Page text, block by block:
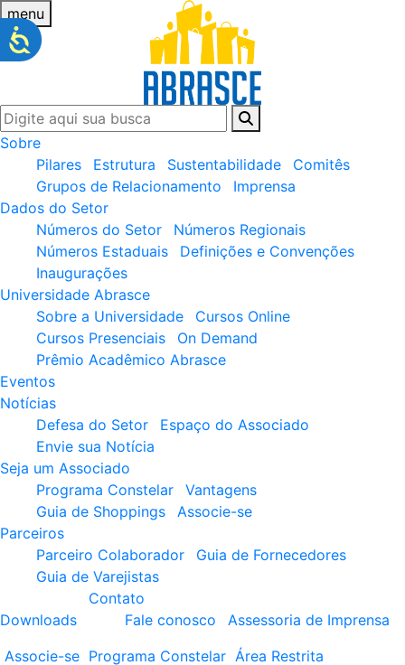
menu
Sobre
Pilares
Estrutura Sustentabilidade
Comitês
Grupos de Relacionamento
Imprensa
Dados do Setor
Números do Setor
Números Regionais
Números Estaduais
Definições e Convenções
Inaugurações
Universidade Abrasce
Sobre a Universidade
Cursos Online
Cursos Presenciais
On Demand
Prêmio Acadêmico Abrasce
Eventos
Notícias
Defesa do Setor
Espaço do Associado
Envie sua Notícia
Seja um Associado
Programa Constelar
Vantagens
Guia de Shoppings
Associe-se
Parceiros
Parceiro Colaborador
Guia de Fornecedores
Guia de Varejistas
Downloads
Contato
Fale conosco
Assessoria de Imprensa
Associe-se Programa Constelar Área Restrita